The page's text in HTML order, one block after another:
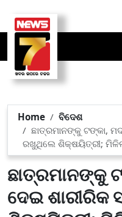
Home
ବିଦେଶ
ଛାତ୍ରମାନଙ୍କୁ ଟଙ୍କା,
ରଖୁଥିଲେ ଶିକ୍ଷୟିତ୍ରୀ;
ଛାତ୍ରମାନଙ୍କୁ
ଦେଇ ଶାରୀରିକ